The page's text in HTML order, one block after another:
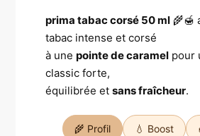
prima tabac corsé 50 ml 🌾🍯
tabac intense et corsé
à unepointe de caramel pour
classic forte,
équilibrée etsans fraîcheur.
🌾 Profil 💧 Boost